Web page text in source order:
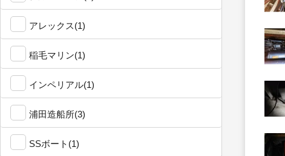
アレックス(1)
稲毛マリン(1)
インペリアル(1)
浦田造船所(3)
SSボート(1)